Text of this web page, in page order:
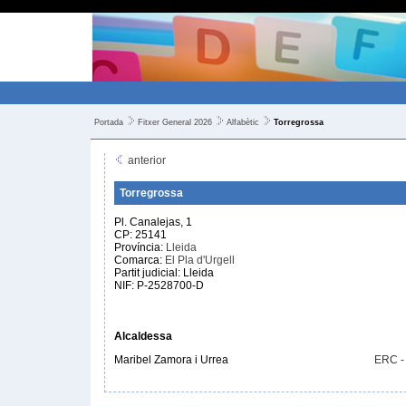
Portada Fitxer General 2026 Alfabètic Torregrossa
anterior
Torregrossa
Pl. Canalejas, 1
CP: 25141
Província: Lleida
Comarca: El Pla d'Urgell
Partit judicial: Lleida
NIF: P-2528700-D
Alcaldessa
Maribel Zamora i Urrea
ERC